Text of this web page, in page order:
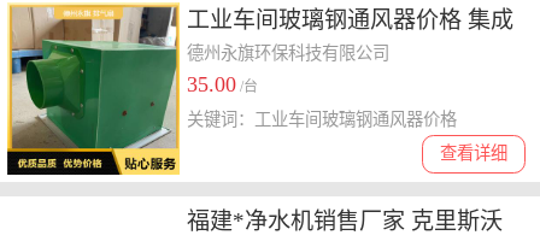
工业车间玻璃钢通风器价格 集成
吊顶排风扇 运行平稳
德州永旗环保科技有限公司
35.00 /台
查看详细
关键词：工业车间玻璃钢通风器价格
福建*净水机销售厂家 克里斯沃